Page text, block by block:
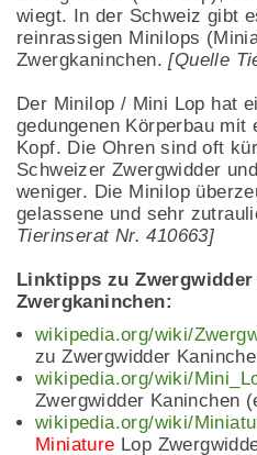
wiegt. In der Schweiz gibt
reinrassigen Minilops
Zwergkaninchen.[Quelle
Der Minilop / Mini Lop hat
gedungenen Körperbau mit
Kopf. Die Ohren sind oft
Schweizer Zwergwidder
weniger. Die Minilop
gelassene und sehr
Tierinserat Nr. 410663]
Linktipps zu
Zwergkaninchen:
wikipedia.org/wiki/
zu Zwergwidder
wikipedia.org/wiki/
Zwergwidder Kaninchen
wikipedia.org/wiki/
Miniature Lop